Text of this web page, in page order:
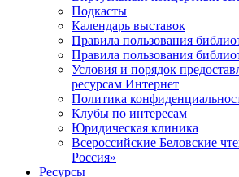
Подкасты
Календарь выставок
Правила пользования
Правила пользования
Условия и порядок
ресурсам Интернет
Политика
Клубы по интересам
Юридическая клиника
Всероссийские Беловские
Россия»
Ресурсы